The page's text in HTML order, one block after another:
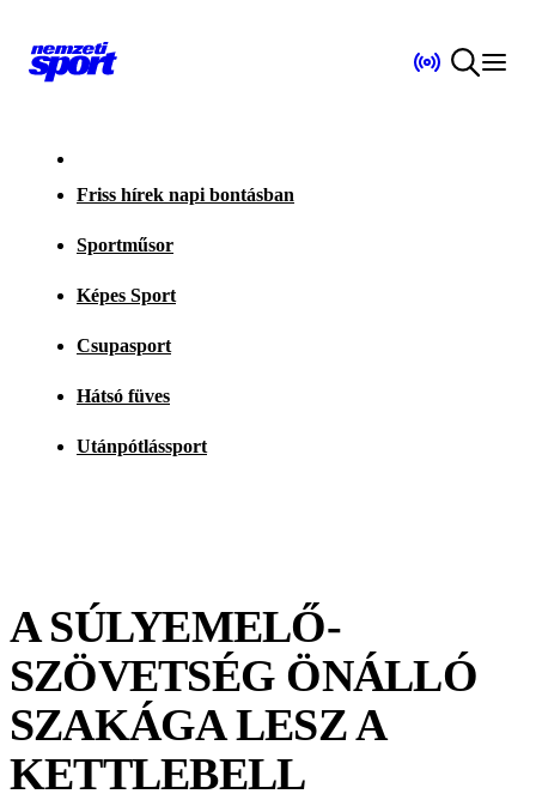
Friss hírek napi bontásban
Sportműsor
Képes Sport
Csupasport
Hátsó füves
Utánpótlássport
A SÚLYEMELŐ-
SZÖVETSÉG ÖNÁLLÓ
SZAKÁGA LESZ A
KETTLEBELL